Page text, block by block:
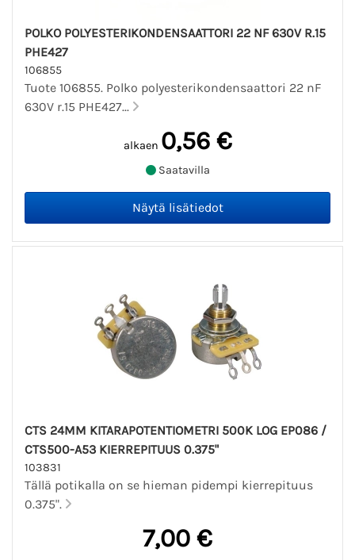
POLKO POLYESTERIKONDENSAATTORI 22 NF 630V R.15
PHE427
106855
Tuote 106855. Polko polyesterikondensaattori 22 nF
630V r.15 PHE427...
alkaen 0,56 €
Saatavilla
CTS 24MM KITARAPOTENTIOMETRI 500K LOG EP086 /
CTS500-A53 KIERREPITUUS 0.375"
103831
Tällä potikalla on se hieman pidempi kierrepituus
0.375".
7,00 €